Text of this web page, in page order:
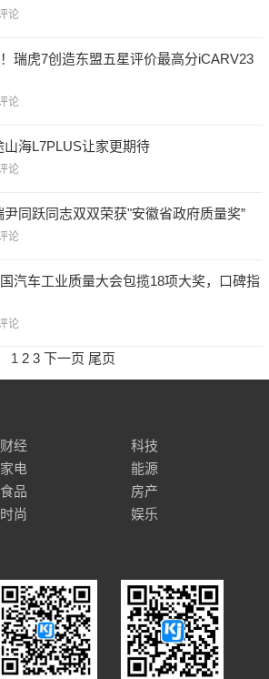
论
瑞虎7创造东盟五星评价最高分iCARV23
论
海L7PLUS让家更期待
论
同跃同志双双荣获"安徽省政府质量奖”
论
汽车工业质量大会包揽18项大奖，口碑指
论
1 2 3 下一页 尾页
财经
科技
家电
能源
食品
房产
时尚 娱乐